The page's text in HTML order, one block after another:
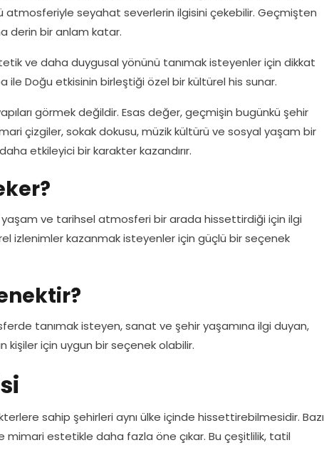
atmosferiyle seyahat severlerin ilgisini çekebilir. Geçmişten
derin bir anlam katar.
ve daha duygusal yönünü tanımak isteyenler için dikkat
ile Doğu etkisinin birleştiği özel bir kültürel his sunar.
görmek değildir. Esas değer, geçmişin bugünkü şehir
çizgiler, sokak dokusu, müzik kültürü ve sosyal yaşam bir
etkileyici bir karakter kazandırır.
ve tarihsel atmosferi bir arada hissettirdiği için ilgi
izlenimler kazanmak isteyenler için güçlü bir seçenek
tanımak isteyen, sanat ve şehir yaşamına ilgi duyan,
için uygun bir seçenek olabilir.
sahip şehirleri aynı ülke içinde hissettirebilmesidir. Bazı
mimari estetikle daha fazla öne çıkar. Bu çeşitlilik, tatil